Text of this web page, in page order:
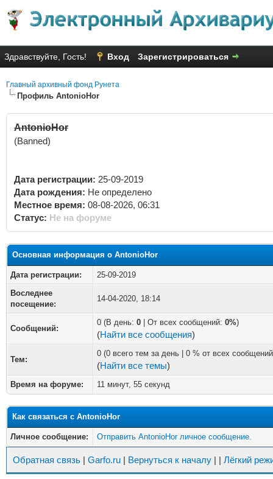
Здравствуйте, Гость! Вход Зарегистрироваться
Главный архивный фонд Рунета
Профиль AntonioHor
AntonioHor
(Banned)
Дата регистрации: 25-09-2019
Дата рождения: Не определено
Местное время: 08-08-2026, 06:31
Статус: Не на форуме
Основная информация о AntonioHor
Дата регистрации:
25-09-2019
Воследнее
посещение:
14-04-2020, 18:14
Сообщений:
0 (В день: 0 | От всех сообщений: 0%)
(Найти все сообщения)
Тем:
0 (0 всего тем за день | 0 % от всех
(Найти все темы)
Время на форуме: 11 минут, 55 секунд
Как связаться с AntonioHor
Личное сообщение: Отправить AntonioHor личное сообщение.
Обратная связь | Garfo.ru | Вернуться к началу | | Лёгкий